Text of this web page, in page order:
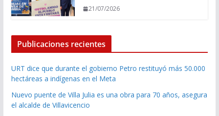
21/07/2026
Publicaciones recientes
URT dice que durante el gobierno Petro restituyó más 50.000
hectáreas a indígenas en el Meta
Nuevo puente de Villa Julia es una obra para 70 años, asegura
el alcalde de Villavicencio